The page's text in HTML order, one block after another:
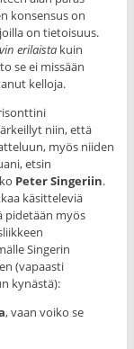
konsensus on
on tietoisuus.
erilaistakuin
se ei missään
kelloja.
niin, että
myös niiden
etsin
Peter Singeriin.
käsitteleviä
pidetään myös
Singerin
(vapaasti
kynästä):
, vaan voiko se